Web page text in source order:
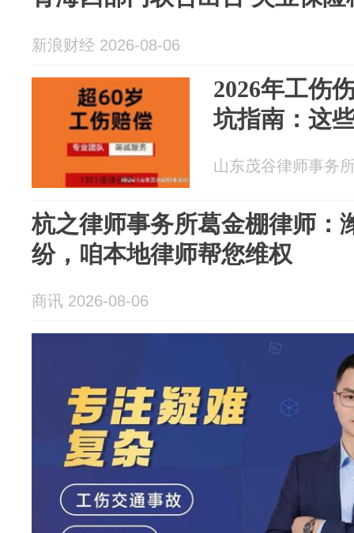
新浪财经 2026-08-06
2026年工伤
坑指南：这
山东茂谷律师事务
杭之律师事务所葛金棚律师：
纷，咱本地律师帮您维权
商讯 2026-08-06